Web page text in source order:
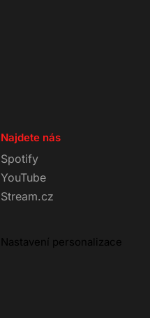
Najdete nás
Spotify
YouTube
Stream.cz
Nastavení personalizace